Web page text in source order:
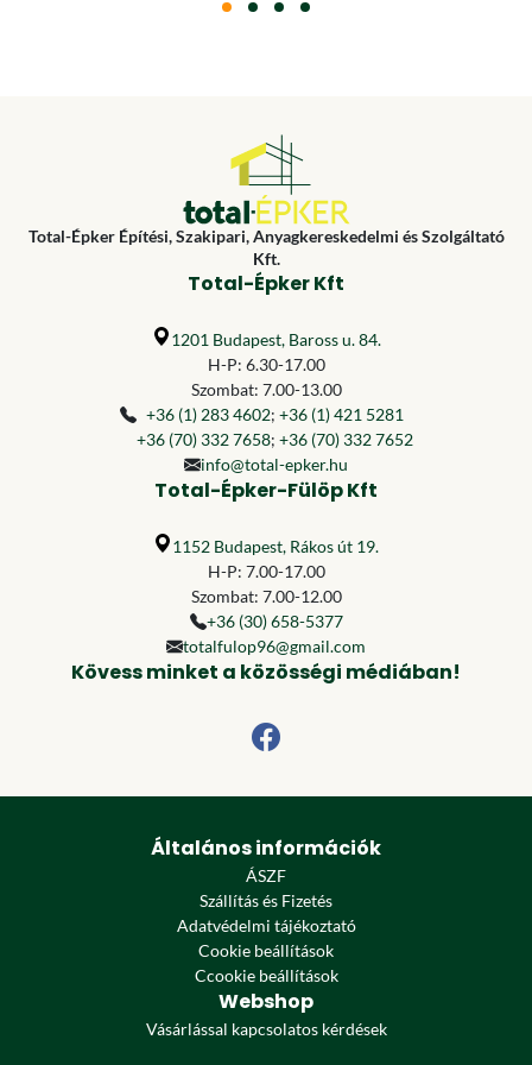
Total-Épker Építési, Szakipari, Anyagkereskedelmi és Szolgáltató
Kft.
Total-Épker Kft
1201 Budapest, Baross u. 84.
H-P: 6.30-17.00
Szombat: 7.00-13.00
+36 (1) 283 4602; +36 (1) 421 5281
+36 (70) 332 7658; +36 (70) 332 7652
info@total-epker.hu
Total-Épker-Fülöp Kft
1152 Budapest, Rákos út 19.
H-P: 7.00-17.00
Szombat: 7.00-12.00
+36 (30) 658-5377
totalfulop96@gmail.com
Kövess minket a közösségi médiában!
Általános információk
ÁSZF
Szállítás és Fizetés
Adatvédelmi tájékoztató
Cookie beállítások
Ccookie beállítások
Webshop
Vásárlással kapcsolatos kérdések